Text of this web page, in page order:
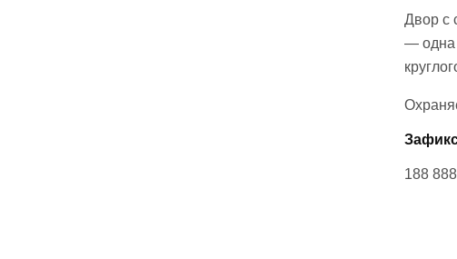
Двор с
— одна
188